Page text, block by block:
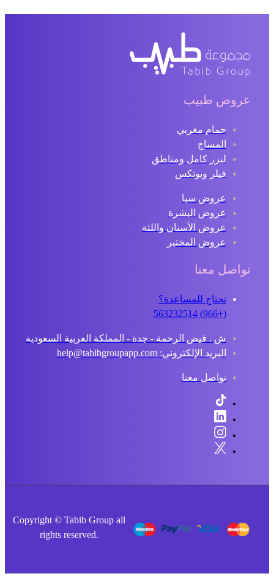
عروض طبيب
حمام مغربي
المساج
ليزر كامل ومناطق
فيلر وبوتكس
عروض سبا
عروض البشرة
عروض الأسنان واللثة
عروض المختبر
تواصل معنا
تحتاج للمساعدة؟
ش . فيض الرحمة - جدة - المملكة العربية السعودية
البريد الإلكتروني: help@tabibgroupapp.com
تواصل معنا
Copyright © Tabib Group all
rights reserved.